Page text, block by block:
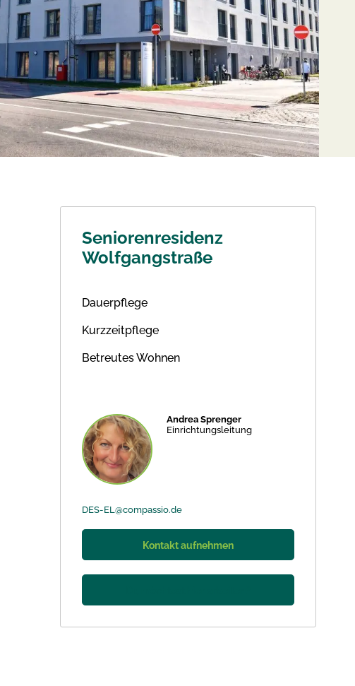
Seniorenresidenz
Wolfgangstraße
Dauerpflege
Kurzzeitpflege
Betreutes Wohnen
Andrea Sprenger
Einrichtungsleitung
DES-EL@compassio.de
Kontakt aufnehmen